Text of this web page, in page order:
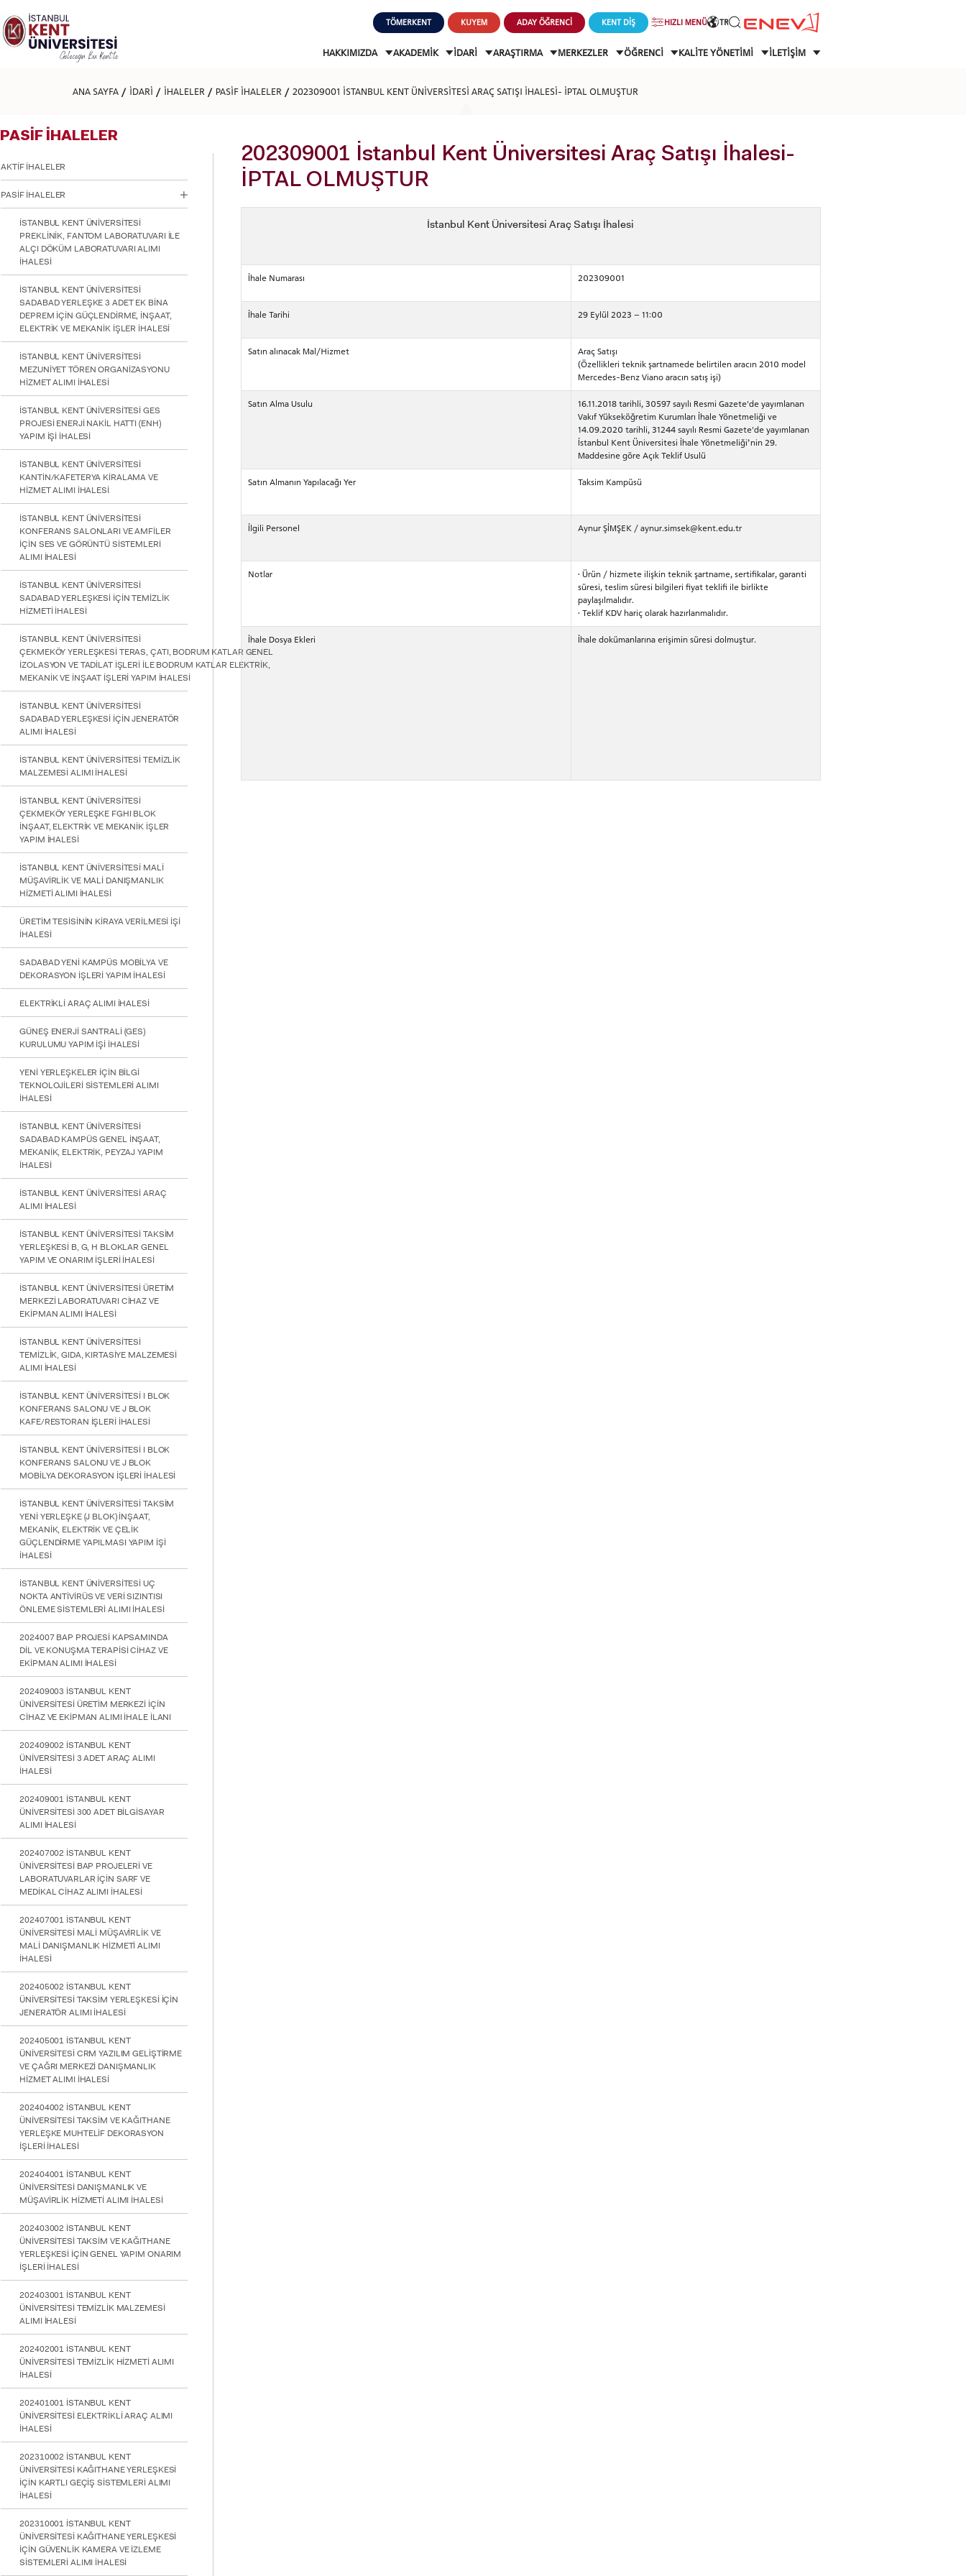
dikkat:
Bu
web
sitesini,
okuyucu
engellilere
ayarlamak
Control-
basın;
Erişilebilirlik
menüsünü
açmak
Control-
basın.
TÖMERKENT KUYEM ADAY ÖĞRENCİ KENT DİŞ HIZLI MENÜ TR
HAKKIMIZDA AKADEMİK İDARİ ARAŞTIRMA MERKEZLER ÖĞRENCİ KALİTE YÖNETİMİ İLETİŞİM
ANA SAYFA İDARİ İHALELER PASİF İHALELER 202309001 İSTANBUL KENT ÜNİVERSİTESİ ARAÇ SATIŞI İHALESİ- İPTAL OLMUŞTUR
PASİF İHALELER
AKTİF İHALELER
PASİF İHALELER
İSTANBUL KENT ÜNİVERSİTESİ
PREKLİNİK, FANTOM LABORATUVARI İLE
ALÇI DÖKÜM LABORATUVARI ALIMI
İHALESİ
İSTANBUL KENT ÜNİVERSİTESİ
SADABAD YERLEŞKE 3 ADET EK BİNA
DEPREM İÇİN GÜÇLENDİRME, İNŞAAT,
ELEKTRİK VE MEKANİK İŞLER İHALESİ
İSTANBUL KENT ÜNİVERSİTESİ
MEZUNİYET TÖREN ORGANİZASYONU
HİZMET ALIMI İHALESİ
İSTANBUL KENT ÜNİVERSİTESİ GES
PROJESİ ENERJİ NAKİL HATTI (ENH)
YAPIM İŞİ İHALESİ
İSTANBUL KENT ÜNİVERSİTESİ
KANTİN/KAFETERYA KİRALAMA VE
HİZMET ALIMI İHALESİ
İSTANBUL KENT ÜNİVERSİTESİ
KONFERANS SALONLARI VE AMFİLER
İÇİN SES VE GÖRÜNTÜ SİSTEMLERİ
ALIMI İHALESİ
İSTANBUL KENT ÜNİVERSİTESİ
SADABAD YERLEŞKESİ İÇİN TEMİZLİK
HİZMETİ İHALESİ
İSTANBUL KENT ÜNİVERSİTESİ
ÇEKMEKÖY YERLEŞKESİ TERAS, ÇATI, BODRUM KATLAR GENEL
İZOLASYON VE TADİLAT İŞLERİ İLE BODRUM KATLAR ELEKTRİK,
MEKANİK VE İNŞAAT İŞLERİ YAPIM İHALESİ
İSTANBUL KENT ÜNİVERSİTESİ
SADABAD YERLEŞKESİ İÇİN JENERATÖR
ALIMI İHALESİ
İSTANBUL KENT ÜNİVERSİTESİ TEMİZLİK
MALZEMESİ ALIMI İHALESİ
İSTANBUL KENT ÜNİVERSİTESİ
ÇEKMEKÖY YERLEŞKE FGHI BLOK
İNŞAAT, ELEKTRİK VE MEKANİK İŞLER
YAPIM İHALESİ
İSTANBUL KENT ÜNİVERSİTESİ MALİ
MÜŞAVİRLİK VE MALİ DANIŞMANLIK
HİZMETİ ALIMI İHALESİ
ÜRETİM TESİSİNİN KİRAYA VERİLMESİ İŞİ
İHALESİ
SADABAD YENİ KAMPÜS MOBİLYA VE
DEKORASYON İŞLERİ YAPIM İHALESİ
ELEKTRİKLİ ARAÇ ALIMI İHALESİ
GÜNEŞ ENERJİ SANTRALİ (GES)
KURULUMU YAPIM İŞİ İHALESİ
YENİ YERLEŞKELER İÇİN BİLGİ
TEKNOLOJİLERİ SİSTEMLERİ ALIMI
İHALESİ
İSTANBUL KENT ÜNİVERSİTESİ
SADABAD KAMPÜS GENEL İNŞAAT,
MEKANİK, ELEKTRİK, PEYZAJ YAPIM
İHALESİ
İSTANBUL KENT ÜNİVERSİTESİ ARAÇ
ALIMI İHALESİ
İSTANBUL KENT ÜNİVERSİTESİ TAKSİM
YERLEŞKESİ B, G, H BLOKLAR GENEL
YAPIM VE ONARIM İŞLERİ İHALESİ
İSTANBUL KENT ÜNİVERSİTESİ ÜRETİM
MERKEZİ LABORATUVARI CİHAZ VE
EKİPMAN ALIMI İHALESİ
İSTANBUL KENT ÜNİVERSİTESİ
TEMİZLİK, GIDA, KIRTASİYE MALZEMESİ
ALIMI İHALESİ
İSTANBUL KENT ÜNİVERSİTESİ I BLOK
KONFERANS SALONU VE J BLOK
KAFE/RESTORAN İŞLERİ İHALESİ
İSTANBUL KENT ÜNİVERSİTESİ I BLOK
KONFERANS SALONU VE J BLOK
MOBİLYA DEKORASYON İŞLERİ İHALESİ
İSTANBUL KENT ÜNİVERSİTESİ TAKSİM
YENİ YERLEŞKE (J BLOK) İNŞAAT,
MEKANİK, ELEKTRİK VE ÇELİK
GÜÇLENDİRME YAPILMASI YAPIM İŞİ
İHALESİ
İSTANBUL KENT ÜNİVERSİTESİ UÇ
NOKTA ANTİVİRÜS VE VERİ SIZINTISI
ÖNLEME SİSTEMLERİ ALIMI İHALESİ
2024007 BAP PROJESİ KAPSAMINDA
DİL VE KONUŞMA TERAPİSİ CİHAZ VE
EKİPMAN ALIMI İHALESİ
202409003 İSTANBUL KENT
ÜNİVERSİTESİ ÜRETİM MERKEZİ İÇİN
CİHAZ VE EKİPMAN ALIMI İHALE İLANI
202409002 İSTANBUL KENT
ÜNİVERSİTESİ 3 ADET ARAÇ ALIMI
İHALESİ
202409001 İSTANBUL KENT
ÜNİVERSİTESİ 300 ADET BİLGİSAYAR
ALIMI İHALESİ
202407002 İSTANBUL KENT
ÜNİVERSİTESİ BAP PROJELERİ VE
LABORATUVARLAR İÇİN SARF VE
MEDİKAL CİHAZ ALIMI İHALESİ
202407001 İSTANBUL KENT
ÜNİVERSİTESİ MALİ MÜŞAVİRLİK VE
MALİ DANIŞMANLIK HİZMETİ ALIMI
İHALESİ
202405002 İSTANBUL KENT
ÜNİVERSİTESİ TAKSİM YERLEŞKESİ İÇİN
JENERATÖR ALIMI İHALESİ
202405001 İSTANBUL KENT
ÜNİVERSİTESİ CRM YAZILIM GELİŞTİRME
VE ÇAĞRI MERKEZİ DANIŞMANLIK
HİZMET ALIMI İHALESİ
202404002 İSTANBUL KENT
ÜNİVERSİTESİ TAKSİM VE KAĞITHANE
YERLEŞKE MUHTELİF DEKORASYON
İŞLERİ İHALESİ
202404001 İSTANBUL KENT
ÜNİVERSİTESİ DANIŞMANLIK VE
MÜŞAVİRLİK HİZMETİ ALIMI İHALESİ
202403002 İSTANBUL KENT
ÜNİVERSİTESİ TAKSİM VE KAĞITHANE
YERLEŞKESİ İÇİN GENEL YAPIM ONARIM
İŞLERİ İHALESİ
202403001 İSTANBUL KENT
ÜNİVERSİTESİ TEMİZLİK MALZEMESİ
ALIMI İHALESİ
202402001 İSTANBUL KENT
ÜNİVERSİTESİ TEMİZLİK HİZMETİ ALIMI
İHALESİ
202401001 İSTANBUL KENT
ÜNİVERSİTESİ ELEKTRİKLİ ARAÇ ALIMI
İHALESİ
202310002 İSTANBUL KENT
ÜNİVERSİTESİ KAĞITHANE YERLEŞKESİ
İÇİN KARTLI GEÇİŞ SİSTEMLERİ ALIMI
İHALESİ
202310001 İSTANBUL KENT
ÜNİVERSİTESİ KAĞITHANE YERLEŞKESİ
İÇİN GÜVENLİK KAMERA VE İZLEME
SİSTEMLERİ ALIMI İHALESİ
202309001 İstanbul Kent Üniversitesi Araç Satışı İhalesi-
İPTAL OLMUŞTUR
İstanbul Kent Üniversitesi Araç Satışı İhalesi
İhale Numarası 202309001
İhale Tarihi 29 Eylül 2023 – 11:00
Satın alınacak Mal/Hizmet
Araç Satışı
(Özellikleri teknik şartnamede belirtilen aracın 2010 model
Mercedes-Benz Viano aracın satış işi)
Satın Alma Usulu
16.11.2018 tarihli, 30597 sayılı Resmi Gazete'de yayımlanan
Vakıf Yükseköğretim Kurumları İhale Yönetmeliği ve
14.09.2020 tarihli, 31244 sayılı Resmi Gazete'de yayımlanan
İstanbul Kent Üniversitesi İhale Yönetmeliği’nin 29.
Maddesine göre Açık Teklif Usulü
Satın Almanın Yapılacağı Yer Taksim Kampüsü
İlgili Personel Aynur ŞİMŞEK / aynur.simsek@kent.edu.tr
Notlar
· Ürün / hizmete ilişkin teknik şartname, sertifikalar, garanti
süresi, teslim süresi bilgileri fiyat teklifi ile birlikte
paylaşılmalıdır.
· Teklif KDV hariç olarak hazırlanmalıdır.
İhale Dosya Ekleri İhale dokümanlarına erişimin süresi dolmuştur.